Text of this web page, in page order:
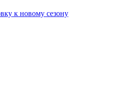
к новому сезону